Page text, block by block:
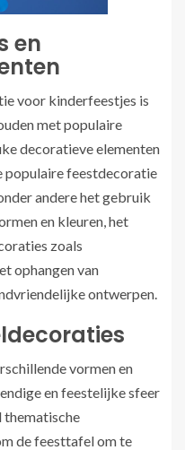
en
voor kinderfeestjes is
met populaire
decoratieve elementen
populaire feestdecoratie
andere het gebruik
en kleuren, het
zoals
ophangen van
ontwerpen.
vormen en
en feestelijke sfeer
thematische
de feesttafel om te